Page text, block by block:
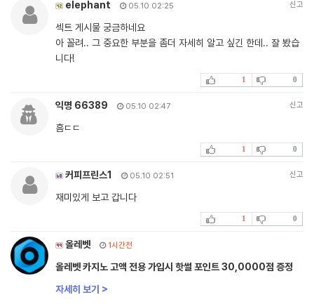
elephant 05.10 02:25 신고
섹트 게시물 궁금하네요
아 꼴려.. 그 중요한 부분을 좀더 자세히 알고 싶긴 한데.. 잘 봤습
니다!
1 0
익명 66389 05.10 02:47 신고
흠ㄷㄷ
1 0
커피프린스1 05.10 02:51 신고
재미있게 보고 갑니다
1 0
올레벳 1시간전
올레벳 카지노 고액 전용 가입시 핫썰 포인트 30,0000점 증정
자세히 보기 >